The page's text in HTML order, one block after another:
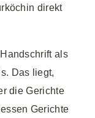
direkt
als
Das liegt,
die Gerichte
Gerichte